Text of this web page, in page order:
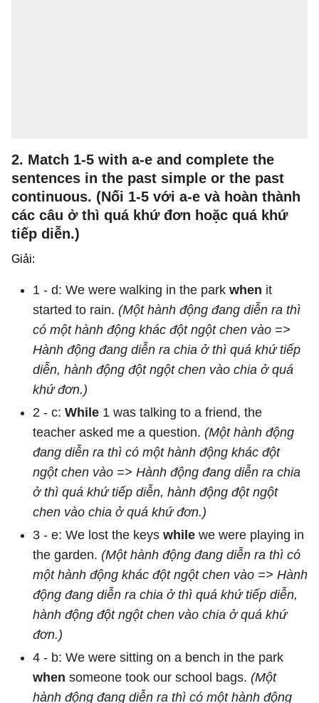
2. Match 1-5 with a-e and complete the
sentences in the past simple or the past
continuous. (Nối 1-5 với a-e và hoàn thành
các câu ở thì quá khứ đơn hoặc quá khứ
tiếp diễn.)
Giải:
1 - d: We were walking in the park when it
started to rain. (Một hành động đang diễn ra thì
có một hành động khác đột ngột chen vào =>
Hành động đang diễn ra chia ở thì quá khứ tiếp
diễn, hành động đột ngột chen vào chia ở quá
khứ đơn.)
2 - c: While 1 was talking to a friend, the
teacher asked me a question. (Một hành động
đang diễn ra thì có một hành động khác đột
ngột chen vào => Hành động đang diễn ra chia
ở thì quá khứ tiếp diễn, hành động đột ngột
chen vào chia ở quá khứ đơn.)
3 - e: We lost the keys while we were playing in
the garden. (Một hành động đang diễn ra thì có
một hành động khác đột ngột chen vào => Hành
động đang diễn ra chia ở thì quá khứ tiếp diễn,
hành động đột ngột chen vào chia ở quá khứ
đơn.)
4 - b: We were sitting on a bench in the park
when someone took our school bags. (Một
hành động đang diễn ra thì có một hành động